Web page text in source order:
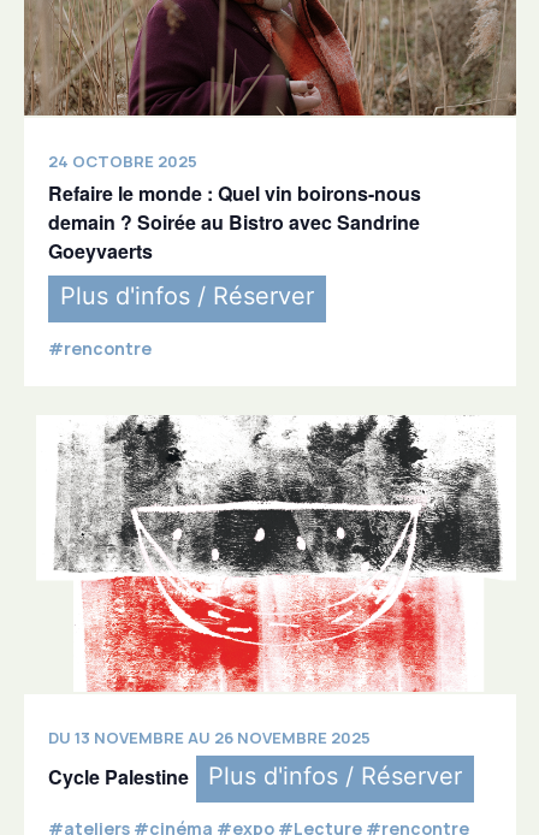
24 OCTOBRE 2025
Refaire le monde : Quel vin boirons-nous
demain ? Soirée au Bistro avec Sandrine
Goeyvaerts
Plus d'infos / Réserver
#rencontre
DU 13 NOVEMBRE AU 26 NOVEMBRE 2025
Cycle Palestine Plus d'infos / Réserver
#ateliers #cinéma #expo #Lecture #rencontre